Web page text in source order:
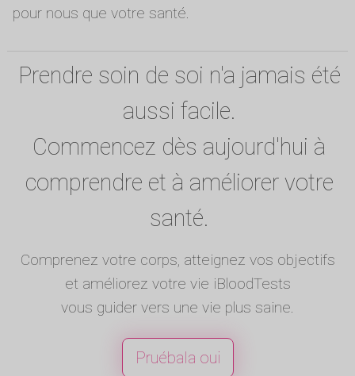
pour nous que votre santé.
Prendre soin de soi n'a jamais été
aussi facile.
Commencez dès aujourd'hui à
comprendre et à améliorer votre
santé.
Comprenez votre corps, atteignez vos objectifs
et améliorez votre vie iBloodTests
vous guider vers une vie plus saine.
Pruébala oui